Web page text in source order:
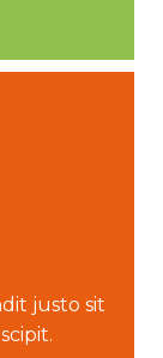
justo sit